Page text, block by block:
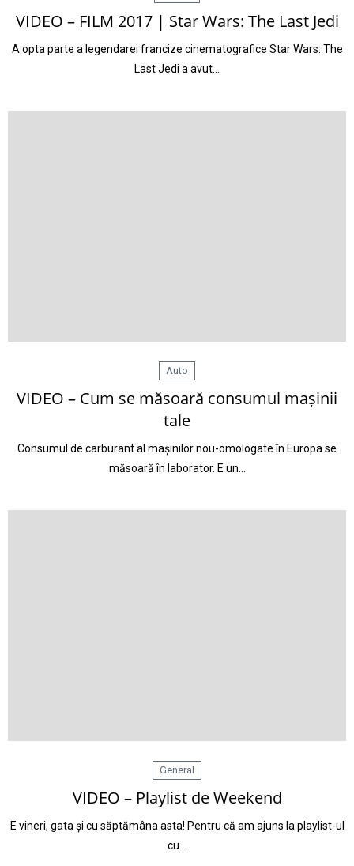
VIDEO – FILM 2017 | Star Wars: The Last Jedi
A opta parte a legendarei francize cinematografice Star Wars: The
Last Jedi a avut…
Auto
VIDEO – Cum se măsoară consumul mașinii
tale
Consumul de carburant al mașinilor nou-omologate în Europa se
măsoară în laborator. E un…
General
VIDEO – Playlist de Weekend
E vineri, gata și cu săptămâna asta! Pentru că am ajuns la playlist-ul
cu…